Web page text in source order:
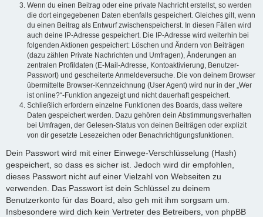
Wenn du einen Beitrag oder eine private Nachricht erstellst, so werden
die dort eingegebenen Daten ebenfalls gespeichert. Gleiches gilt, wenn
du einen Beitrag als Entwurf zwischenspeicherst. In diesen Fällen wird
auch deine IP-Adresse gespeichert. Die IP-Adresse wird weiterhin bei
folgenden Aktionen gespeichert: Löschen und Ändern von Beiträgen
(dazu zählen Private Nachrichten und Umfragen), Änderungen an
zentralen Profildaten (E-Mail-Adresse, Kontoaktivierung, Benutzer-
Passwort) und gescheiterte Anmeldeversuche. Die von deinem Browser
übermittelte Browser-Kennzeichnung (User Agent) wird nur in der „Wer
ist online?“-Funktion angezeigt und nicht dauerhaft gespeichert.
Schließlich erfordern einzelne Funktionen des Boards, dass weitere
Daten gespeichert werden. Dazu gehören dein Abstimmungsverhalten
bei Umfragen, der Gelesen-Status von deinen Beiträgen oder explizit
von dir gesetzte Lesezeichen oder Benachrichtigungsfunktionen.
Dein Passwort wird mit einer Einwege-Verschlüsselung (Hash)
gespeichert, so dass es sicher ist. Jedoch wird dir empfohlen,
dieses Passwort nicht auf einer Vielzahl von Webseiten zu
verwenden. Das Passwort ist dein Schlüssel zu deinem
Benutzerkonto für das Board, also geh mit ihm sorgsam um.
Insbesondere wird dich kein Vertreter des Betreibers, von phpBB